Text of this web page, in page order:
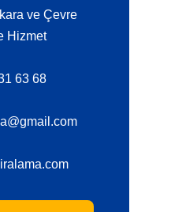
ve Çevre
Hizmet
63 68